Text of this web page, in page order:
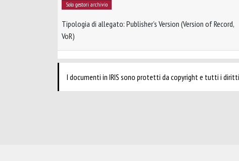
Solo gestori archivio
Tipologia di allegato: Publisher’s Version (Version of Record,
VoR)
I documenti in IRIS sono protetti da copyright e tutti i